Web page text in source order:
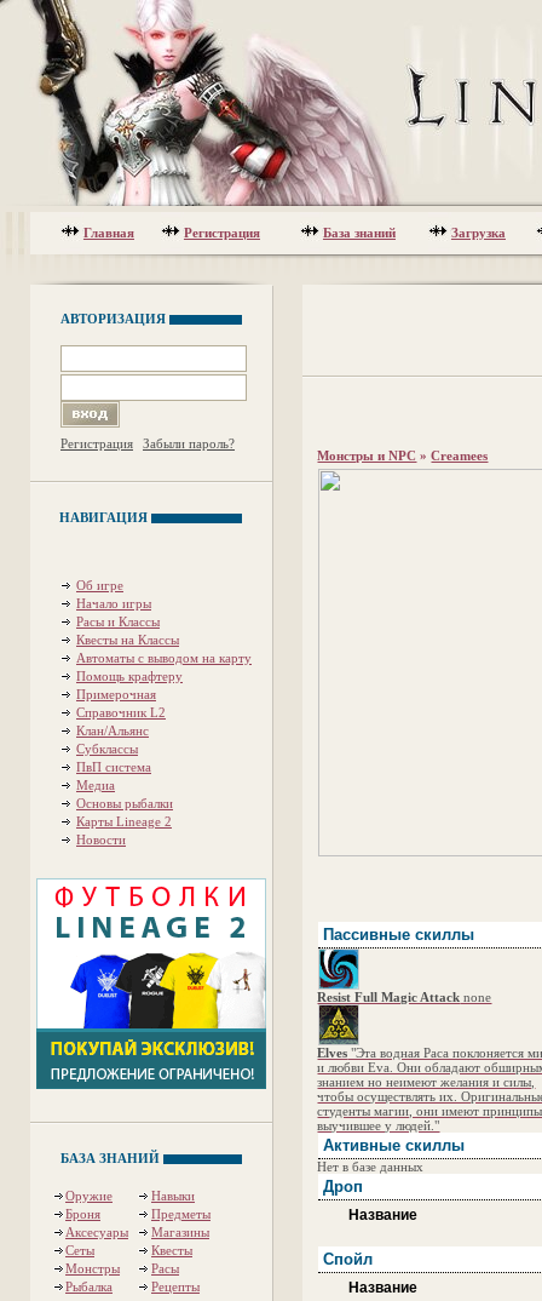
Главная Регистрация База знаний Загрузка
АВТОРИЗАЦИЯ
Регистрация Забыли пароль?
НАВИГАЦИЯ
Об игре
Начало игры
Расы и Классы
Квесты на Классы
Автоматы с выводом на карту
Помощь крафтеру
Примерочная
Справочник L2
Клан/Альянс
Субклассы
ПвП система
Медиа
Основы рыбалки
Карты Lineage 2
Новости
БАЗА ЗНАНИЙ
Оружие
Навыки
Броня
Предметы
Аксесуары
Магазины
Сеты
Квесты
Монстры
Расы
Рыбалка
Рецепты
Монстры и NPC »Creamees
Пассивные скиллы
Resist Full Magic Attack none
Elves "Эта водная Раса поклоняется
и любви Eva. Они обладают
знанием но неимеют желания и силы,
чтобы осуществлять их.
студенты магии, они имеют принципы
выучившее у людей."
Активные скиллы
Нет в базе данных
Дроп
Название
Спойл
Название